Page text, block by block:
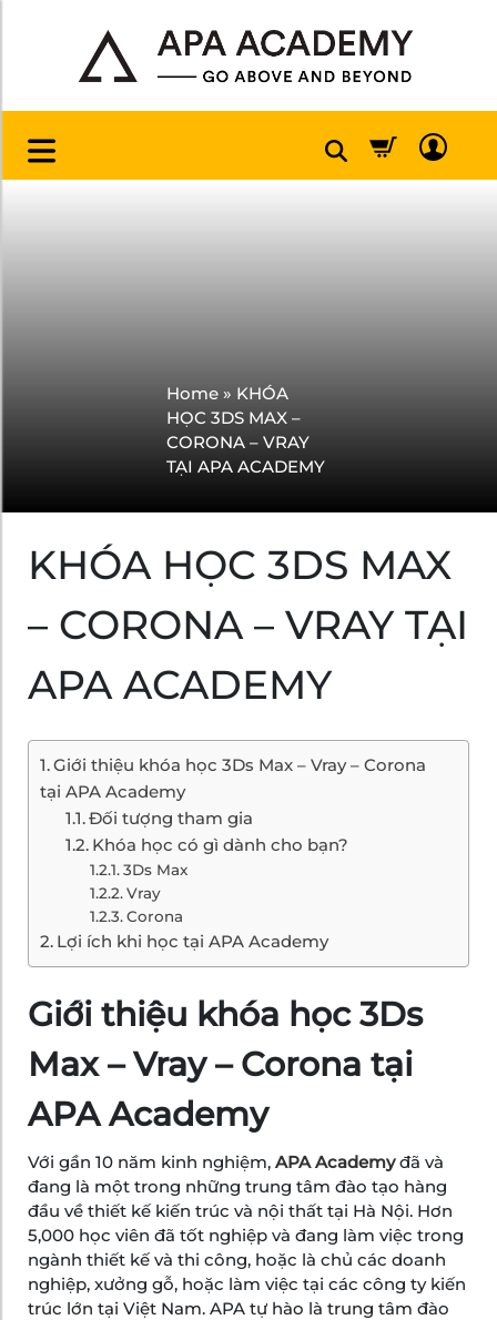
Home » KHÓA
HỌC 3DS MAX –
CORONA – VRAY
TẠI APA ACADEMY
KHÓA HỌC 3DS MAX
– CORONA – VRAY TẠI
APA ACADEMY
Giới thiệu khóa học 3Ds Max – Vray – Corona
tại APA Academy
Đối tượng tham gia
Khóa học có gì dành cho bạn?
3Ds Max
Vray
Corona
Lợi ích khi học tại APA Academy
Giới thiệu khóa học 3Ds
Max – Vray – Corona tại
APA Academy
Với gần 10 năm kinh nghiệm, APA Academyđã và
đang là một trong những trung tâm đào tạo hàng
đầu về thiết kế kiến trúc và nội thất tại Hà Nội. Hơn
5,000 học viên đã tốt nghiệp và đang làm việc trong
ngành thiết kế và thi công, hoặc là chủ các doanh
nghiệp, xưởng gỗ, hoặc làm việc tại các công ty kiến
trúc lớn tại Việt Nam. APA tự hào là trung tâm đào